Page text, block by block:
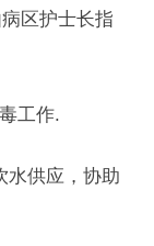
区护士长指
工作.
供应，协助